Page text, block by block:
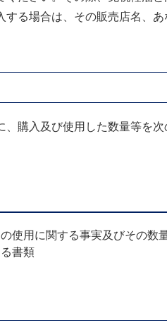
る場合は、その販売店名、
購入及び使用した数量等を次
使用に関する事実及びその数
書類